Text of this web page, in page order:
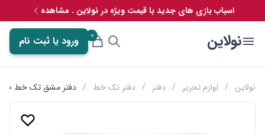
اسباب بازی های جدید با قیمت ویژه در نولاین . مشاهده
نولاین 0 ورود یا ثبت نام
نولاین / لوازم تحریر / دفتر / دفتر تک خط / دفتر مشق تک خط 100 برگ بدون سیم کلیپس طرح مونالیزا کد 0377